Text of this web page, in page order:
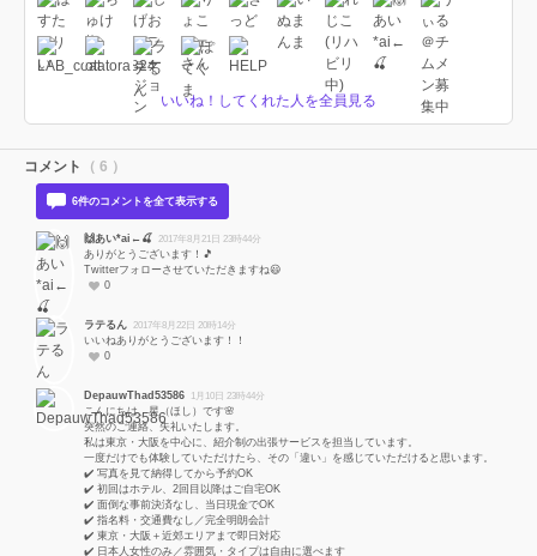
いいね！してくれた人を全員見る
コメント （ 6 ）
6件のコメントを全て表示する
🙌あい*ai←🍒 2017年8月21日 23時44分
ありがとうございます！🎵
Twitterフォローさせていただきますね😃
0
ラテるん 2017年8月22日 20時14分
いいねありがとうございます！！
0
DepauwThad53586 1月10日 23時44分
こんにちは、星（ほし）です🌸
突然のご連絡、失礼いたします。
私は東京・大阪を中心に、紹介制の出張サービスを担当しています。
一度だけでも体験していただけたら、その「違い」を感じていただけると思います。
✔️ 写真を見て納得してから予約OK
✔️ 初回はホテル、2回目以降はご自宅OK
✔️ 面倒な事前決済なし、当日現金でOK
✔️ 指名料・交通費なし／完全明朗会計
✔️ 東京・大阪＋近郊エリアまで即日対応
✔️ 日本人女性のみ／雰囲気・タイプは自由に選べます